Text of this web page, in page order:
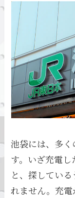
池袋には、多
す。いざ充電
と、探してい
れません。充